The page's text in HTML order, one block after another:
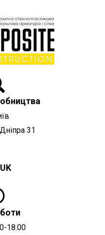
31
UK
18.00